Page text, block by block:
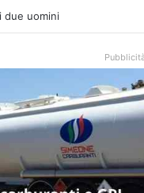
nasce anche il cimitero